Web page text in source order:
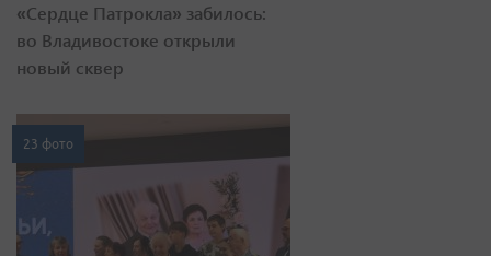
«Сердце Патрокла» забилось:
во Владивостоке открыли
новый сквер
23 фото